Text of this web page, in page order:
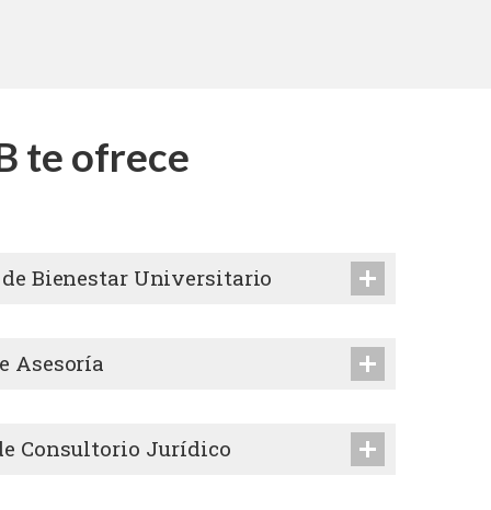
te ofrece
Bienestar Universitario
Asesoría
Consultorio Jurídico